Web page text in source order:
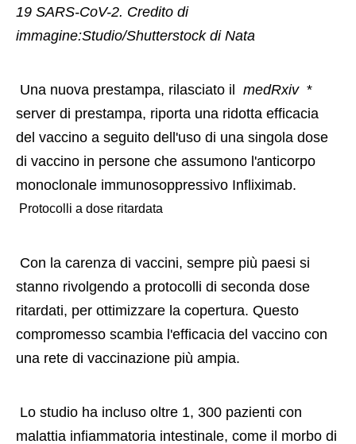
19 SARS-CoV-2. Credito di
immagine:Studio/Shutterstock di Nata
Una nuova prestampa, rilasciato il medRxiv *
server di prestampa, riporta una ridotta efficacia
del vaccino a seguito dell'uso di una singola dose
di vaccino in persone che assumono l'anticorpo
monoclonale immunosoppressivo Infliximab.
Protocolli a dose ritardata
stanno rivolgendo a protocolli di seconda dose
ritardati, per ottimizzare la copertura. Questo
compromesso scambia l'efficacia del vaccino con
una rete di vaccinazione più ampia.
malattia infiammatoria intestinale, come il morbo di